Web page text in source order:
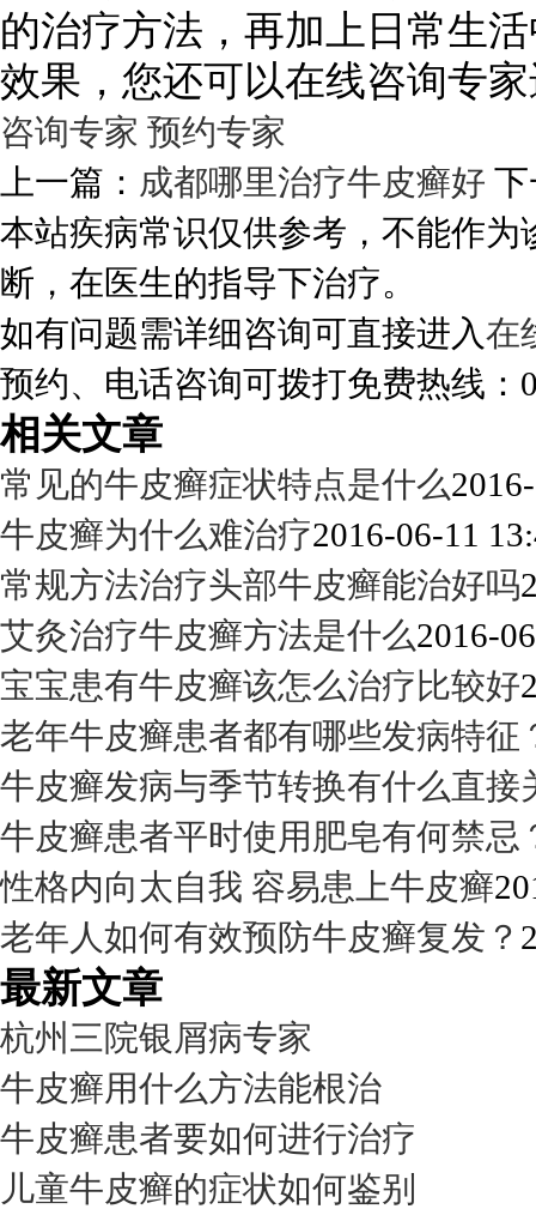
的治疗方法，再加上日常生
效果，您还可以在线咨询专
咨询专家 预约专家
上一篇： 成都哪里治疗牛皮癣好
本站疾病常识仅供参考，不能作
断，在医生的指导下治疗。
如有问题需详细咨询可直接进入在
预约、电话咨询可拨打免费热线：
相关文章
常见的牛皮癣症状特点是什么
牛皮癣为什么难治疗2016-06-11
常规方法治疗头部牛皮癣能治好吗
艾灸治疗牛皮癣方法是什么2016-
宝宝患有牛皮癣该怎么治疗比较好
老年牛皮癣患者都有哪些发病特征
牛皮癣发病与季节转换有什么直接
牛皮癣患者平时使用肥皂有何禁忌
性格内向太自我 容易患上牛皮癣
老年人如何有效预防牛皮癣复发？
最新文章
杭州三院银屑病专家
牛皮癣用什么方法能根治
牛皮癣患者要如何进行治疗
儿童牛皮癣的症状如何鉴别